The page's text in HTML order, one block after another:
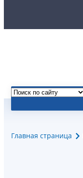
Главная страница